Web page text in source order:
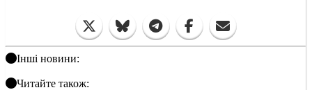
Інші новини:
Читайте також: